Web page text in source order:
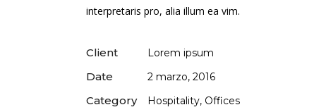
interpretaris pro, alia illum ea vim.
Client Lorem ipsum
Date 2 marzo, 2016
Category Hospitality, Offices